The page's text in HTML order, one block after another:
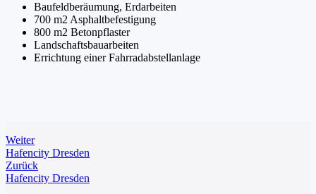
Baufeldberäumung, Erdarbeiten
700 m2 Asphaltbefestigung
800 m2 Betonpflaster
Landschaftsbauarbeiten
Errichtung einer Fahrradabstellanlage
Weiter
Hafencity Dresden
Zurück
Hafencity Dresden